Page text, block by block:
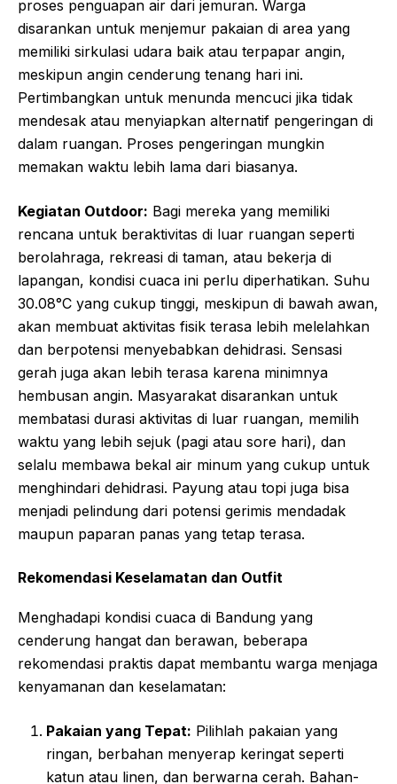
proses penguapan air dari jemuran. Warga
disarankan untuk menjemur pakaian di area yang
memiliki sirkulasi udara baik atau terpapar angin,
meskipun angin cenderung tenang hari ini.
Pertimbangkan untuk menunda mencuci jika tidak
mendesak atau menyiapkan alternatif pengeringan di
dalam ruangan. Proses pengeringan mungkin
memakan waktu lebih lama dari biasanya.
Kegiatan Outdoor: Bagi mereka yang memiliki
rencana untuk beraktivitas di luar ruangan seperti
berolahraga, rekreasi di taman, atau bekerja di
lapangan, kondisi cuaca ini perlu diperhatikan. Suhu
30.08°C yang cukup tinggi, meskipun di bawah awan,
akan membuat aktivitas fisik terasa lebih melelahkan
dan berpotensi menyebabkan dehidrasi. Sensasi
gerah juga akan lebih terasa karena minimnya
hembusan angin. Masyarakat disarankan untuk
membatasi durasi aktivitas di luar ruangan, memilih
waktu yang lebih sejuk (pagi atau sore hari), dan
selalu membawa bekal air minum yang cukup untuk
menghindari dehidrasi. Payung atau topi juga bisa
menjadi pelindung dari potensi gerimis mendadak
maupun paparan panas yang tetap terasa.
Rekomendasi Keselamatan dan Outfit
Menghadapi kondisi cuaca di Bandung yang
cenderung hangat dan berawan, beberapa
rekomendasi praktis dapat membantu warga menjaga
kenyamanan dan keselamatan:
Pakaian yang Tepat: Pilihlah pakaian yang
ringan, berbahan menyerap keringat seperti
katun atau linen, dan berwarna cerah. Bahan-